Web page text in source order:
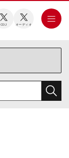
CDJ オーディオ